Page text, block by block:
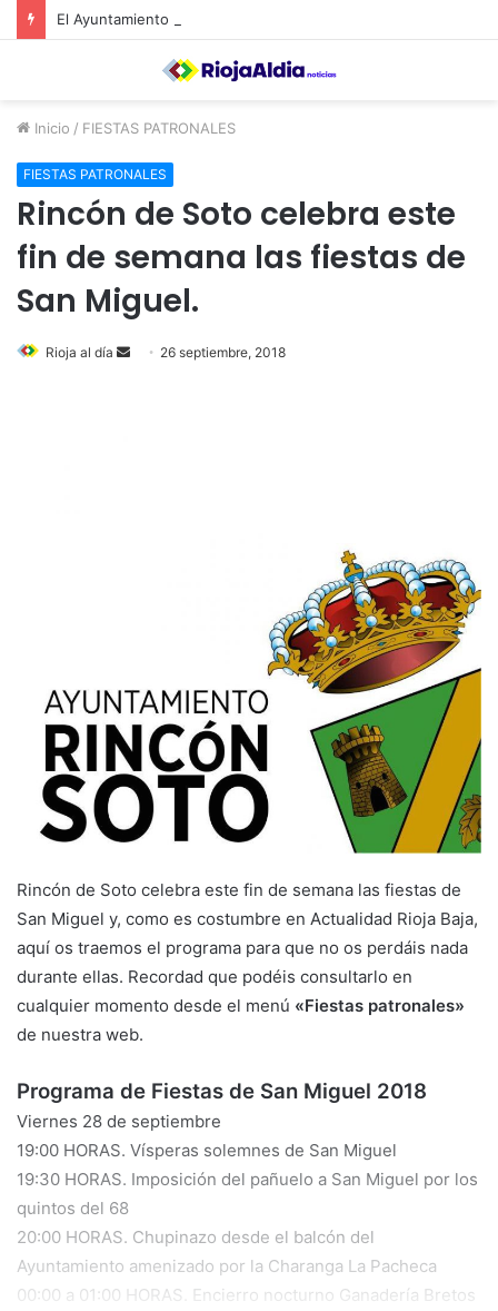
Inicio / FIESTAS PATRONALES
FIESTAS PATRONALES
Rincón de Soto celebra este
fin de semana las fiestas de
San Miguel.
Rioja al día 26 septiembre, 2018
Rincón de Soto celebra este fin de semana las fiestas de
San Miguel y, como es costumbre en Actualidad Rioja Baja,
aquí os traemos el programa para que no os perdáis nada
durante ellas. Recordad que podéis consultarlo en
cualquier momento desde el menú «Fiestas patronales»
de nuestra web.
Programa de Fiestas de San Miguel 2018
Viernes 28 de septiembre
19:00 HORAS. Vísperas solemnes de San Miguel
19:30 HORAS. Imposición del pañuelo a San Miguel por los
quintos del 68
20:00 HORAS. Chupinazo desde el balcón del
Ayuntamiento amenizado por la Charanga La Pacheca
00:00 a 01:00 HORAS. Encierro nocturno Ganadería Bretos